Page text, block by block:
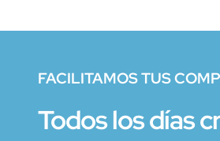
FACILITAMOS TUS
Todos los días